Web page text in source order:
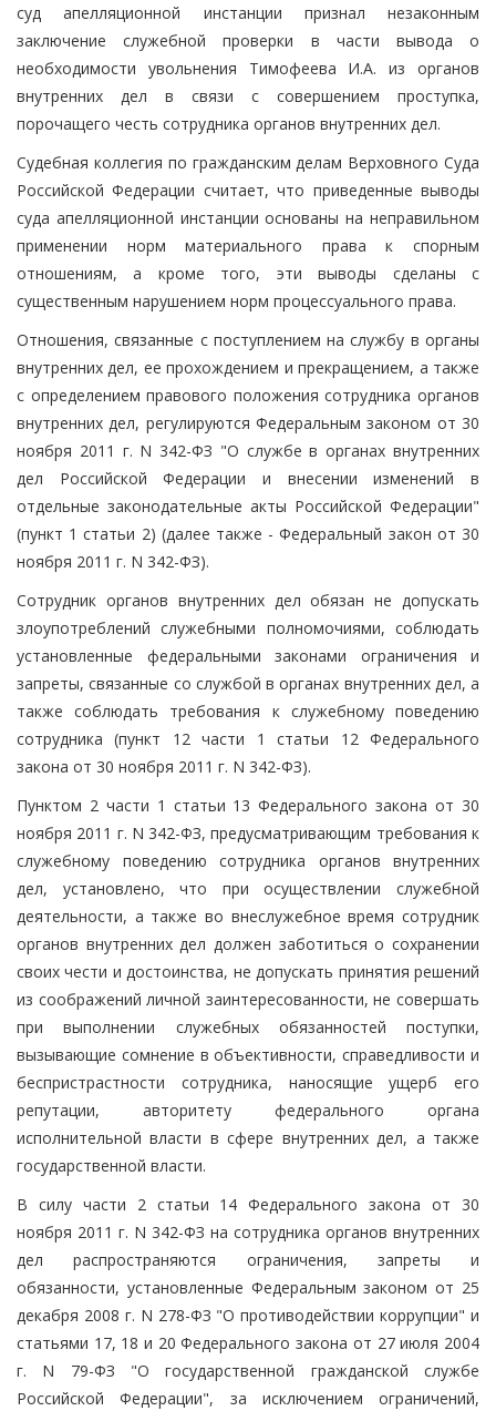
суд апелляционной инстанции признал незаконным
заключение служебной проверки в части вывода о
необходимости увольнения Тимофеева И.А. из органов
внутренних дел в связи с совершением проступка,
порочащего честь сотрудника органов внутренних дел.
Судебная коллегия по гражданским делам Верховного Суда
Российской Федерации считает, что приведенные выводы
суда апелляционной инстанции основаны на неправильном
применении норм материального права к спорным
отношениям, а кроме того, эти выводы сделаны с
существенным нарушением норм процессуального права.
Отношения, связанные с поступлением на службу в органы
внутренних дел, ее прохождением и прекращением, а также
с определением правового положения сотрудника органов
внутренних дел, регулируются Федеральным законом от 30
ноября 2011 г. N 342-ФЗ "О службе в органах внутренних
дел Российской Федерации и внесении изменений в
отдельные законодательные акты Российской Федерации"
(пункт 1 статьи 2) (далее также - Федеральный закон от 30
ноября 2011 г. N 342-ФЗ).
Сотрудник органов внутренних дел обязан не допускать
злоупотреблений служебными полномочиями, соблюдать
установленные федеральными законами ограничения и
запреты, связанные со службой в органах внутренних дел, а
также соблюдать требования к служебному поведению
сотрудника (пункт 12 части 1 статьи 12 Федерального
закона от 30 ноября 2011 г. N 342-ФЗ).
Пунктом 2 части 1 статьи 13 Федерального закона от 30
ноября 2011 г. N 342-ФЗ, предусматривающим требования к
служебному поведению сотрудника органов внутренних
дел, установлено, что при осуществлении служебной
деятельности, а также во внеслужебное время сотрудник
органов внутренних дел должен заботиться о сохранении
своих чести и достоинства, не допускать принятия решений
из соображений личной заинтересованности, не совершать
при выполнении служебных обязанностей поступки,
вызывающие сомнение в объективности, справедливости и
беспристрастности сотрудника, наносящие ущерб его
репутации, авторитету федерального органа
исполнительной власти в сфере внутренних дел, а также
государственной власти.
В силу части 2 статьи 14 Федерального закона от 30
ноября 2011 г. N 342-ФЗ на сотрудника органов внутренних
дел распространяются ограничения, запреты и
обязанности, установленные Федеральным законом от 25
декабря 2008 г. N 278-ФЗ "О противодействии коррупции" и
статьями 17, 18 и 20 Федерального закона от 27 июля 2004
г. N 79-ФЗ "О государственной гражданской службе
Российской Федерации", за исключением ограничений,